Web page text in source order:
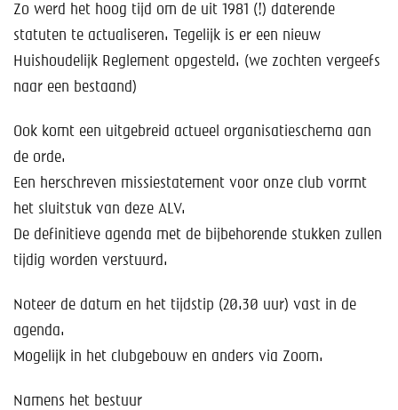
Zo werd het hoog tijd om de uit 1981 (!) daterende
statuten te actualiseren. Tegelijk is er een nieuw
Huishoudelijk Reglement opgesteld. (we zochten vergeefs
naar een bestaand)
Ook komt een uitgebreid actueel organisatieschema aan
de orde.
Een herschreven missiestatement voor onze club vormt
het sluitstuk van deze ALV.
De definitieve agenda met de bijbehorende stukken zullen
tijdig worden verstuurd.
Noteer de datum en het tijdstip (20.30 uur) vast in de
agenda.
Mogelijk in het clubgebouw en anders via Zoom.
Namens het bestuur